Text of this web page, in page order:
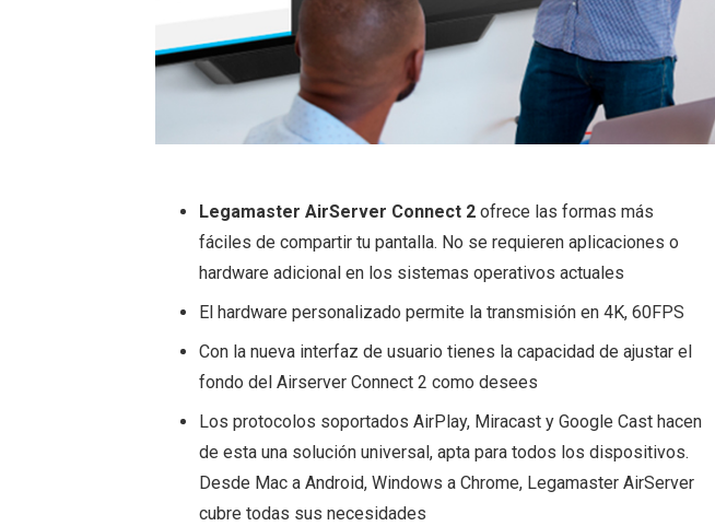
Legamaster AirServer Connect 2 ofrece las formas más
fáciles de compartir tu pantalla. No se requieren aplicaciones o
hardware adicional en los sistemas operativos actuales
El hardware personalizado permite la transmisión en 4K, 60FPS
Con la nueva interfaz de usuario tienes la capacidad de ajustar el
fondo del Airserver Connect 2 como desees
Los protocolos soportados AirPlay, Miracast y Google Cast hacen
de esta una solución universal, apta para todos los dispositivos.
Desde Mac a Android, Windows a Chrome, Legamaster AirServer
cubre todas sus necesidades